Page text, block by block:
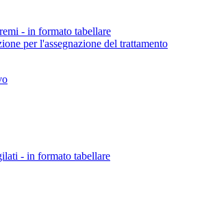
- in formato tabellare
per l'assegnazione del trattamento
- in formato tabellare